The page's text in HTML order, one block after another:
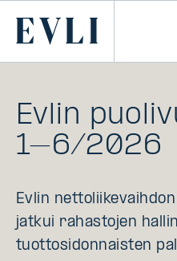
Primary
Evlin
1–6/2026
Evlin
jatkui rahastojen
tuottosidonnaisten